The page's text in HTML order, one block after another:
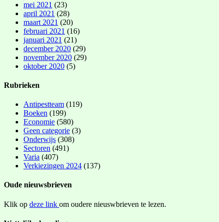
mei 2021 (23)
april 2021 (28)
maart 2021 (20)
februari 2021 (16)
januari 2021 (21)
december 2020 (29)
november 2020 (29)
oktober 2020 (5)
Rubrieken
Antipestteam (119)
Boeken (199)
Economie (580)
Geen categorie (3)
Onderwijs (308)
Sectoren (491)
Varia (407)
Verkiezingen 2024 (137)
Oude nieuwsbrieven
Klik op deze link om oudere nieuswbrieven te lezen.